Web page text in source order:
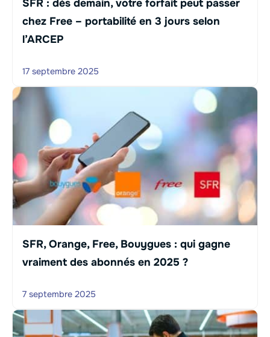
SFR : dès demain, votre forfait peut passer
chez Free – portabilité en 3 jours selon
l’ARCEP
17 septembre 2025
SFR, Orange, Free, Bouygues : qui gagne
vraiment des abonnés en 2025 ?
7 septembre 2025